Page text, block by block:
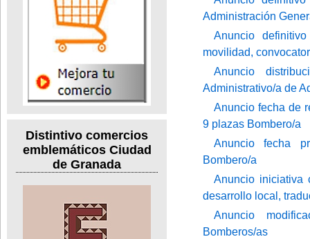
Distintivo comercios
emblemáticos Ciudad
de Granada
Administración
Anuncio
movilidad,
Anuncio
Administrativo/a de
Anuncio fecha de
9 plazas Bombero/a
Anuncio fecha
Bombero/a
Anuncio iniciativa
desarrollo local,
Anuncio
Bomberos/as